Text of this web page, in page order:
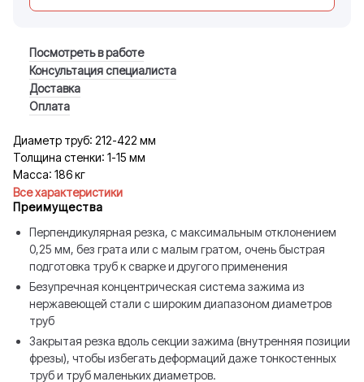
Посмотреть в работе
Консультация специалиста
Доставка
Оплата
Диаметр труб: 212-422 мм
Толщина стенки: 1-15 мм
Масса: 186 кг
Все характеристики
Преимущества
Перпендикулярная резка, с максимальным отклонением
0,25 мм, без грата или с малым гратом, очень быстрая
подготовка труб к сварке и другого применения
Безупречная концентрическая система зажима из
нержавеющей стали с широким диапазоном диаметров
труб
Закрытая резка вдоль секции зажима (внутренняя позиции
фрезы), чтобы избегать деформаций даже тонкостенных
труб и труб маленьких диаметров.